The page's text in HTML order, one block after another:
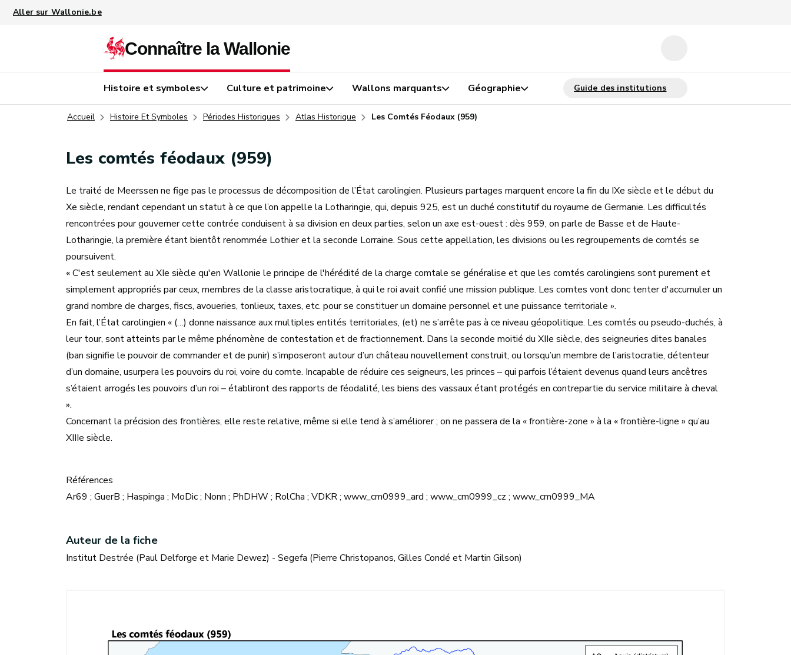
Histoire et symboles Culture et patrimoine Wallons marquants Géographie
Accueil Histoire Et Symboles Périodes Historiques Atlas Historique Les Comtés Féodaux (959)
Les comtés féodaux (959)
Le traité de Meerssen ne fige pas le processus de décomposition de l’État carolingien. Plusieurs partages marquent encore la fin du IXe siècle et le début du
Xe siècle, rendant cependant un statut à ce que l’on appelle la Lotharingie, qui, depuis 925, est un duché constitutif du royaume de Germanie. Les difficultés
rencontrées pour gouverner cette contrée conduisent à sa division en deux parties, selon un axe est-ouest : dès 959, on parle de Basse et de Haute-
Lotharingie, la première étant bientôt renommée Lothier et la seconde Lorraine. Sous cette appellation, les divisions ou les regroupements de comtés se
poursuivent.
« C'est seulement au XIe siècle qu'en Wallonie le principe de l'hérédité de la charge comtale se généralise et que les comtés carolingiens sont purement et
simplement appropriés par ceux, membres de la classe aristocratique, à qui le roi avait confié une mission publique. Les comtes vont donc tenter d'accumuler un
grand nombre de charges, fiscs, avoueries, tonlieux, taxes, etc. pour se constituer un domaine personnel et une puissance territoriale ».
En fait, l’État carolingien « (…) donne naissance aux multiples entités territoriales, (et) ne s’arrête pas à ce niveau géopolitique. Les comtés ou pseudo-duchés, à
leur tour, sont atteints par le même phénomène de contestation et de fractionnement. Dans la seconde moitié du XIIe siècle, des seigneuries dites banales
(ban signifie le pouvoir de commander et de punir) s’imposeront autour d’un château nouvellement construit, ou lorsqu’un membre de l’aristocratie, détenteur
d’un domaine, usurpera les pouvoirs du roi, voire du comte. Incapable de réduire ces seigneurs, les princes – qui parfois l’étaient devenus quand leurs ancêtres
s’étaient arrogés les pouvoirs d’un roi – établiront des rapports de féodalité, les biens des vassaux étant protégés en contrepartie du service militaire à cheval
».
Concernant la précision des frontières, elle reste relative, même si elle tend à s’améliorer ; on ne passera de la « frontière-zone » à la « frontière-ligne » qu’au
XIIIe siècle.
Références
Ar69 ; GuerB ; Haspinga ; MoDic ; Nonn ; PhDHW ; RolCha ; VDKR ; www_cm0999_ard ; www_cm0999_cz ; www_cm0999_MA
Auteur de la fiche
Institut Destrée (Paul Delforge et Marie Dewez) - Segefa (Pierre Christopanos, Gilles Condé et Martin Gilson)